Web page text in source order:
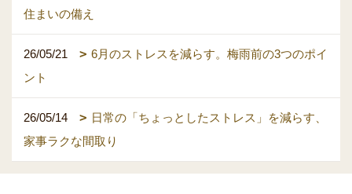
住まいの備え
26/05/21
6月のストレスを減らす。梅雨前の3つのポイ
ント
26/05/14
日常の「ちょっとしたストレス」を減らす、
家事ラクな間取り